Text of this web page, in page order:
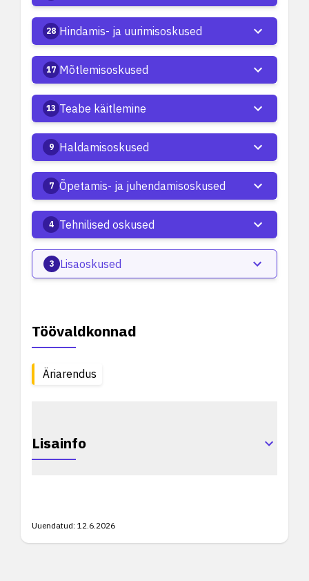
28 Hindamis- ja uurimisoskused
17 Mõtlemisoskused
13 Teabe käitlemine
9 Haldamisoskused
7 Õpetamis- ja juhendamisoskused
4 Tehnilised oskused
3 Lisaoskused
Töövaldkonnad
Äriarendus
Lisainfo
Uuendatud: 12.6.2026